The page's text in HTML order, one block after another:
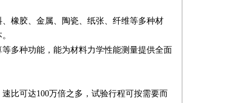
橡胶、金属、陶瓷、纸张、纤维等多种材
多种功能，能为材料力学性能测量提供全面
比可达100万倍之多，试验行程可按需要而